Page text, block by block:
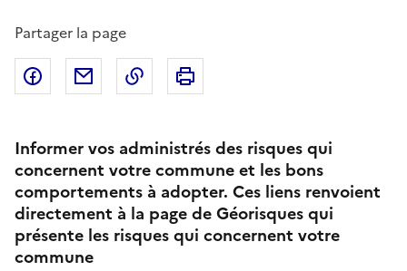
Partager la page
Partager sur Facebook
Partager par emailCopier dans le presse-papier
Informer vos administrés des risques qui
concernent votre commune et les bons
comportements à adopter. Ces liens renvoient
directement à la page de Géorisques qui
présente les risques qui concernent votre
commune